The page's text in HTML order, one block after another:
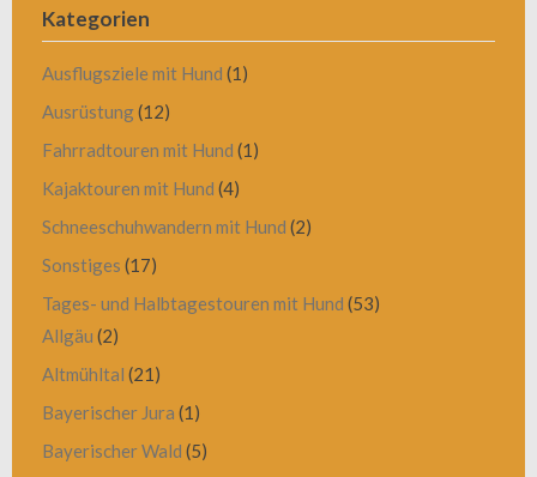
Kategorien
Ausflugsziele mit Hund (1)
Ausrüstung(12)
Fahrradtouren mit Hund (1)
Kajaktouren mit Hund (4)
Schneeschuhwandern mit Hund (2)
Sonstiges (17)
Tages- und Halbtagestouren mit Hund (53)
Allgäu (2)
Altmühltal (21)
Bayerischer Jura (1)
Bayerischer Wald (5)